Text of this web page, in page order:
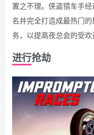
置之不理。侠盗猎车手
名并完全打造成最热门
务，以提高夜总会的受欢
进行抢劫